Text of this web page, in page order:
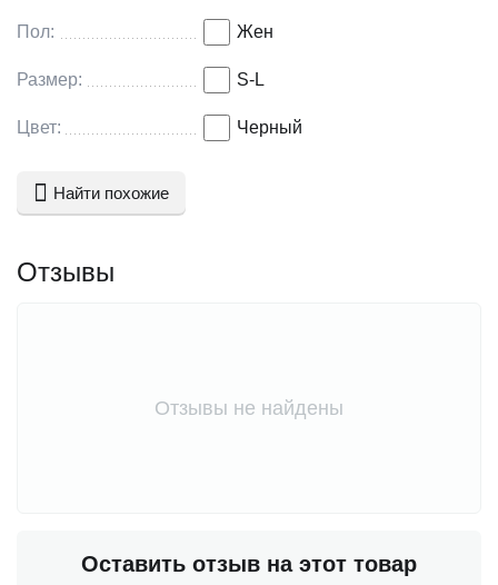
Пол: Жен
Размер: S-L
Цвет: Черный
Найти похожие
Отзывы
Отзывы не найдены
Оставить отзыв на этот товар